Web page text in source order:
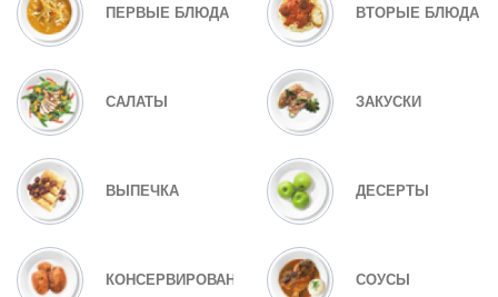
ПЕРВЫЕ БЛЮДА ВТОРЫЕ БЛЮДА
САЛАТЫ ЗАКУСКИ
ВЫПЕЧКА ДЕСЕРТЫ
КОНСЕРВИРОВАНИЕ СОУСЫ